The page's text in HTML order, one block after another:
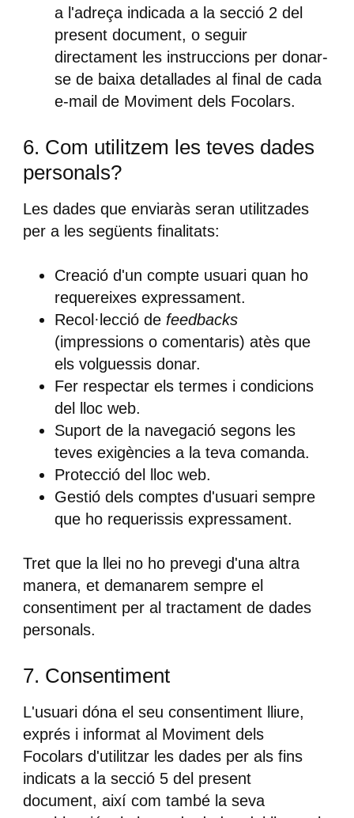
a l'adreça indicada a la secció 2 del
present document, o seguir
directament les instruccions per donar-
se de baixa detallades al final de cada
e-mail de Moviment dels Focolars.
6. Com utilitzem les teves dades
personals?
Les dades que enviaràs seran utilitzades
per a les següents finalitats:
Creació d'un compte usuari quan ho
requereixes expressament.
Recol·lecció de feedbacks
(impressions o comentaris) atès que
els volguessis donar.
Fer respectar els termes i condicions
del lloc web.
Suport de la navegació segons les
teves exigències a la teva comanda.
Protecció del lloc web.
Gestió dels comptes d'usuari sempre
que ho requerissis expressament.
Tret que la llei no ho prevegi d'una altra
manera, et demanarem sempre el
consentiment per al tractament de dades
personals.
7. Consentiment
L'usuari dóna el seu consentiment lliure,
exprés i informat al Moviment dels
Focolars d'utilitzar les dades per als fins
indicats a la secció 5 del present
document, així com també la seva